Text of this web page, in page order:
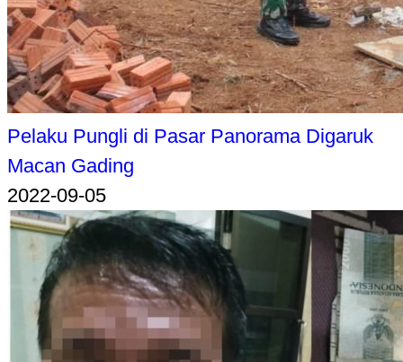
Pelaku Pungli di Pasar Panorama Digaruk
Macan Gading
2022-09-05